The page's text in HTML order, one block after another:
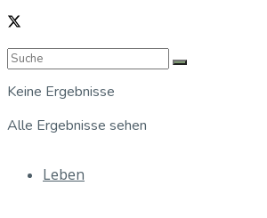
Keine Ergebnisse
Alle Ergebnisse sehen
Leben